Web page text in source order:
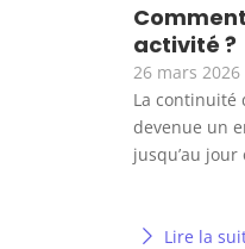
activité ?
26 mars 2026
La continuité
devenue un
jusqu’au
Lire la